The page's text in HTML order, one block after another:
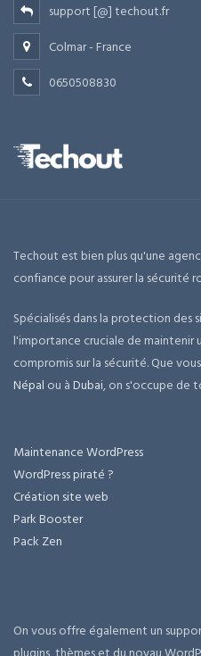
support [@] techout.fr
Colmar - France
0650508830
Techout est bien plus qu'une
confiance pour assurer la sécurité
Spécialisés dans la protection des
l'importance cruciale de maintenir
compromis sur la sécurité. Que
Népal ou àDubai, on s'occupe de
Maintenance WordPress
WordPress piraté ?
Création site web
Park Booster
Pack Zen
On vous offre également un